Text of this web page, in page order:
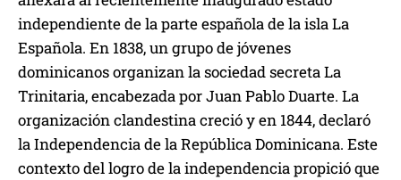
independiente de la parte española de la isla La
Española. En 1838, un grupo de jóvenes
dominicanos organizan la sociedad secreta La
Trinitaria, encabezada por Juan Pablo Duarte. La
organización clandestina creció y en 1844, declaró
la Independencia de la República Dominicana. Este
contexto del logro de la independencia propició que